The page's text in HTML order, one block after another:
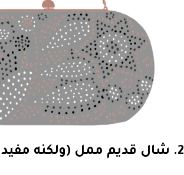
2. شال قديم ممل (ولكنه مفيد جدًا)